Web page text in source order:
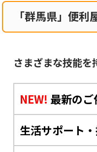
「群馬県」便
さまざまな技能
NEW! 最新のご
生活サポート